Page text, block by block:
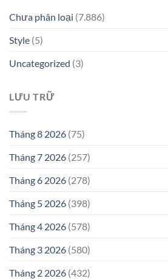
Chưa phân loại (7.886)
Style (5)
Uncategorized (3)
LƯU TRỮ
Tháng 8 2026 (75)
Tháng 7 2026 (257)
Tháng 6 2026 (278)
Tháng 5 2026 (398)
Tháng 4 2026 (578)
Tháng 3 2026 (580)
Tháng 2 2026 (432)